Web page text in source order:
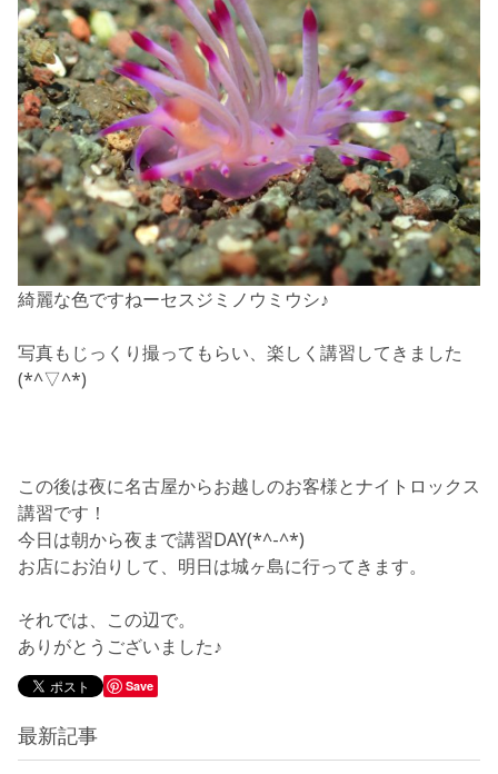
綺麗な色ですねーセスジミノウミウシ♪
写真もじっくり撮ってもらい、楽しく講習してきました
(*^▽^*)
この後は夜に名古屋からお越しのお客様とナイトロックス
講習です！
今日は朝から夜まで講習DAY(*^-^*)
お店にお泊りして、明日は城ヶ島に行ってきます。
それでは、この辺で。
ありがとうございました♪
Save
最新記事